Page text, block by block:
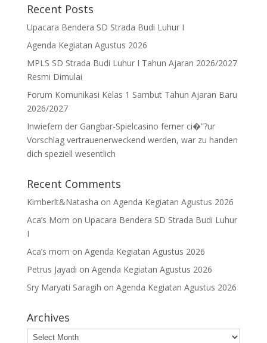
Recent Posts
Upacara Bendera SD Strada Budi Luhur I
Agenda Kegiatan Agustus 2026
MPLS SD Strada Budi Luhur I Tahun Ajaran 2026/2027
Resmi Dimulai
Forum Komunikasi Kelas 1 Sambut Tahun Ajaran Baru
2026/2027
Inwiefern der Gangbar-Spielcasino ferner ci�”?ur
Vorschlag vertrauenerweckend werden, war zu handen
dich speziell wesentlich
Recent Comments
Kimberlt&Natasha on Agenda Kegiatan Agustus 2026
Aca’s Mom on Upacara Bendera SD Strada Budi Luhur
I
Aca’s mom on Agenda Kegiatan Agustus 2026
Petrus Jayadi on Agenda Kegiatan Agustus 2026
Sry Maryati Saragih on Agenda Kegiatan Agustus 2026
Archives
Archives